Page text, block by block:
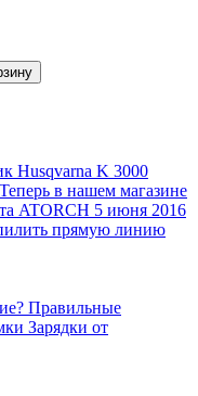
Husqvarna K 3000
Теперь в нашем магазине
ATORCH 5 июня 2016
прямую линию
Правильные
Зарядки от